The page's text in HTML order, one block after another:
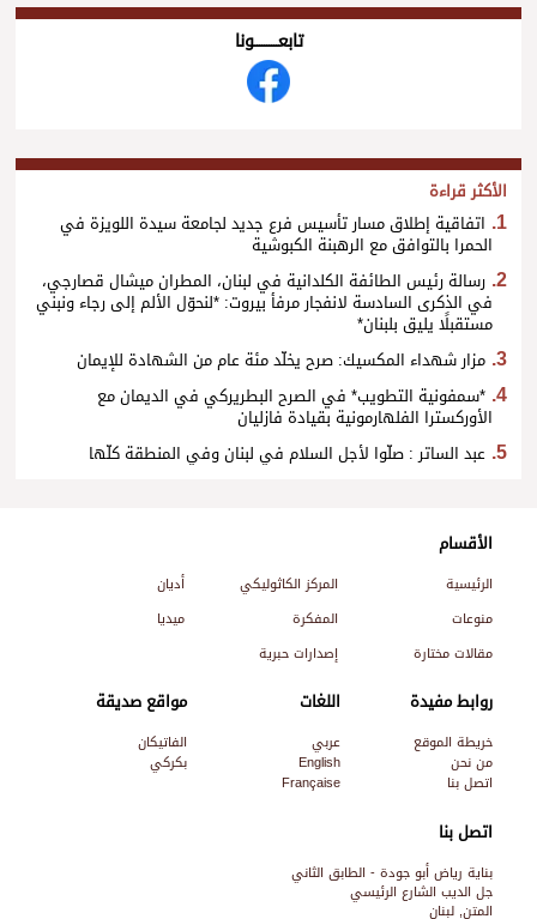
تابعــــــــــونا
الأكثر قراءة
اتفاقية إطلاق مسار تأسيس فرع جديد لجامعة سيدة اللويزة في
الحمرا بالتوافق مع الرهبنة الكبوشية
رسالة رئيس الطائفة الكلدانية في لبنان، المطران ميشال قصارجي،
في الذكرى السادسة لانفجار مرفأ بيروت: *لنحوّل الألم إلى رجاء ونبني
مستقبلًا يليق بلبنان*
مزار شهداء المكسيك: صرح يخلّد مئة عام من الشهادة للإيمان
*سمفونية التطويب* في الصرح البطريركي في الديمان مع
الأوركسترا الفلهارمونية بقيادة فازليان
عبد الساتر : صلّوا لأجل السلام في لبنان وفي المنطقة كلّها
اتصل بنا
بناية رياض أبو جودة - الطابق الثاني
جل الديب الشارع الرئيسي
المتن, لبنان
الأقسام
الرئيسية المركز الكاثوليكي
أديان
منوعات
المفكرة
ميديا
مقالات مختارة
إصدارات حبرية
روابط مفيدة
خريطة الموقع
من نحن
اتصل بنا
اللغات
عربي
English
Française
مواقع صديقة
الفاتيكان
بكركي